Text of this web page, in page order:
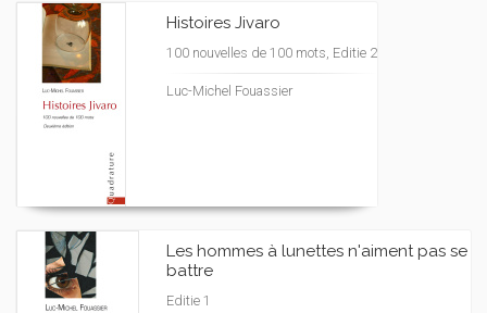
Histoires Jivaro
100 nouvelles de 100 mots, Editie 2
Luc-Michel Fouassier
Les hommes à lunettes n'aiment pas se
battre
Editie 1